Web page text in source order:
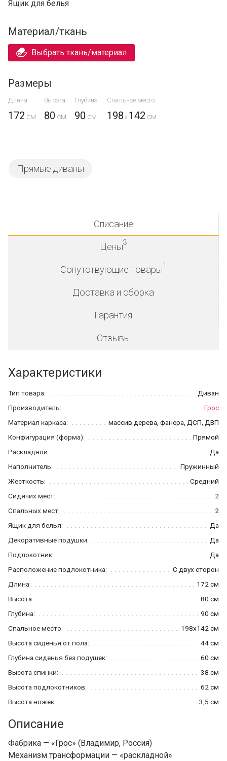
Ящик для белья
Материал/ткань
Выбрать ткань/материал
Размеры
Длина Высота Глубина Спальное место
172 80 90 198 x 142
Прямые диваны
Описание
Цены3
Сопутствующие товары1
Доставка и сборка
Гарантия
Отзывы
Характеристики
Тип товара:
Диван
Производитель:
Грос
Материал каркаса:
массив дерева, фанера, ДСП, ДВП
Конфигурация (форма):
Прямой
Раскладной:
Да
Наполнитель:
Пружинный
Жесткость:
Средний
Сидячих мест:
2
Спальных мест:
2
Ящик для белья:
Да
Декоративные подушки:
Да
Подлокотник:
Да
Расположение подлокотника:
С двух сторон
Длина:
172 см
Высота:
80 см
Глубина:
90 см
Спальное место:
198x142 см
Высота сиденья от пола:
44 см
Глубина сиденья без подушек:
60 см
Высота спинки:
38 см
Высота подлокотников:
62 см
Высота ножек:
3,5 см
Описание
Фабрика — «Грос» (Владимир, Россия)
Механизм трансформации — «раскладной»